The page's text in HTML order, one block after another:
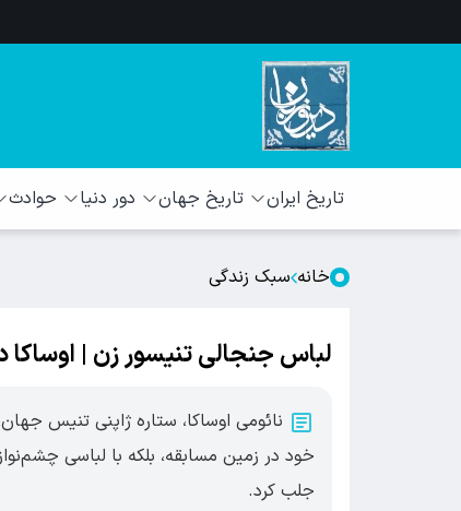
تاریخ ایران تاریخ جهان دور دنیا حوادث
خانه سبک زندگی
لباس جنجالی تنیسور زن |
خود در زمین مسابقه، بلکه با لباسی
جلب کرد.